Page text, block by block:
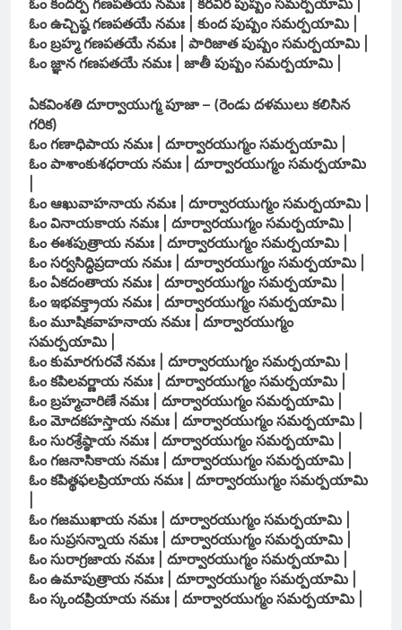
ఓం కందర్ప గణపతయే నమః | కరవీర పుష్పం సమర్పయామి |
ఓం ఉచ్చిష్ఠ గణపతయే నమః | కుంద పుష్పం సమర్పయామి |
ఓం బ్రహ్మ గణపతయే నమః | పారిజాత పుష్పం సమర్పయామి |
ఓం జ్ఞాన గణపతయే నమః | జాతీ పుష్పం సమర్పయామి |
ఏకవింశతి దూర్వాయుగ్మ పూజా – (రెండు దళములు కలిసిన
గరిక)
ఓం గణాధిపాయ నమః | దూర్వారయుగ్మం సమర్పయామి |
ఓం పాశాంకుశధరాయ నమః | దూర్వారయుగ్మం సమర్పయామి
ఓం ఆఖువాహనాయ నమః | దూర్వారయుగ్మం సమర్పయామి |
ఓం వినాయకాయ నమః | దూర్వారయుగ్మం సమర్పయామి |
ఓం ఈశపుత్రాయ నమః | దూర్వారయుగ్మం సమర్పయామి |
ఓం సర్వసిద్ధిప్రదాయ నమః | దూర్వారయుగ్మం సమర్పయామి |
ఓం ఏకదంతాయ నమః | దూర్వారయుగ్మం సమర్పయామి |
ఓం ఇభవక్త్రాయ నమః | దూర్వారయుగ్మం సమర్పయామి |
ఓం మూషికవాహనాయ నమః | దూర్వారయుగ్మం
సమర్పయామి |
ఓం కుమారగురవే నమః | దూర్వారయుగ్మం సమర్పయామి |
ఓం కపిలవర్ణాయ నమః | దూర్వారయుగ్మం సమర్పయామి |
ఓం బ్రహ్మచారిణే నమః | దూర్వారయుగ్మం సమర్పయామి |
ఓం మోదకహస్తాయ నమః | దూర్వారయుగ్మం సమర్పయామి |
ఓం సురశ్రేష్ఠాయ నమః | దూర్వారయుగ్మం సమర్పయామి |
ఓం గజనాసికాయ నమః | దూర్వారయుగ్మం సమర్పయామి |
ఓం కపిత్థఫలప్రియాయ నమః | దూర్వారయుగ్మం సమర్పయామి
ఓం గజముఖాయ నమః | దూర్వారయుగ్మం సమర్పయామి |
ఓం సుప్రసన్నాయ నమః | దూర్వారయుగ్మం సమర్పయామి |
ఓం సురాగ్రజాయ నమః | దూర్వారయుగ్మం సమర్పయామి |
ఓం ఉమాపుత్రాయ నమః | దూర్వారయుగ్మం సమర్పయామి |
ఓం స్కందప్రియాయ నమః | దూర్వారయుగ్మం సమర్పయామి |